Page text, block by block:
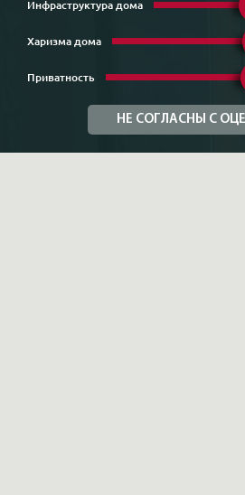
Инфраструктура дома
Харизма дома
Приватность
НЕ СОГЛАСНЫ С